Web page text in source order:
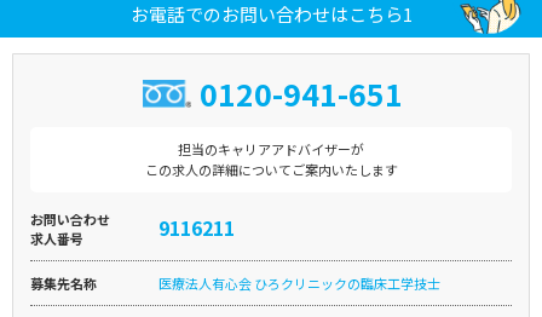
お電話でのお問い合わせはこちら1
0120-941-651
担当のキャリアアドバイザーが
この求人の詳細についてご案内いたします
お問い合わせ
求人番号
9116211
募集先名称 医療法人有心会 ひろクリニックの臨床工学技士